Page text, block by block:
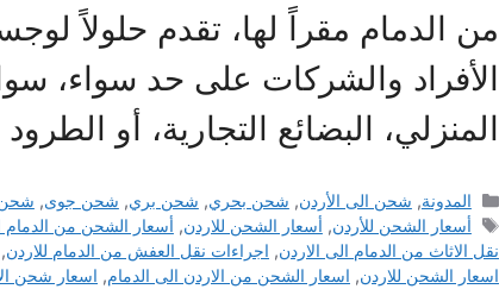
من الدمام مقراً لها، تقدم حلولاً
الأفراد والشركات على حد سواء،
المنزلي، البضائع التجارية، أو
التصنيفات
المدونة, شحن الى الأردن, شحن بحري, شحن بري, شحن جوى,
الوسوم
أسعار الشحن للأردن, أسعار الشحن للاردن, أسعار الشحن من الدمام
نقل الاثاث من الدمام الى الاردن, اجراءات نقل العفش من الدمام للاردن,
اسعار الشحن للاردن, اسعار الشحن من الاردن الى الدمام, اسعار شحن